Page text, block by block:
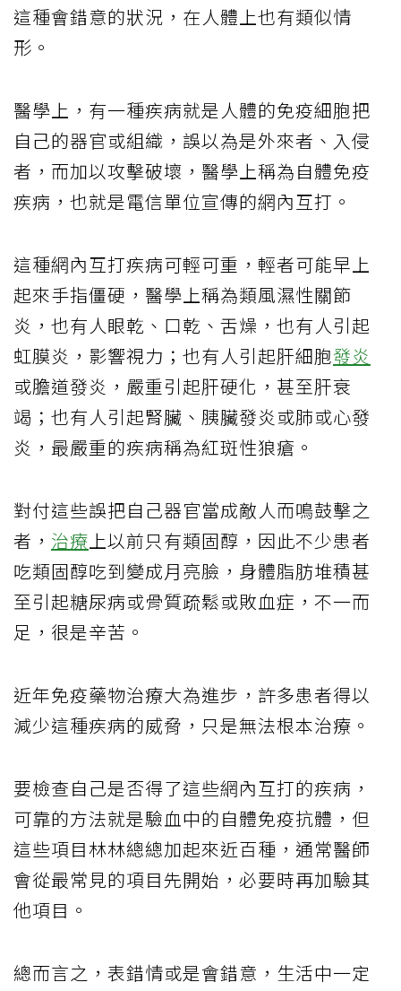
這種會錯意的狀況，在人體上也有類似情
形。
醫學上，有一種疾病就是人體的免疫細胞把
自己的器官或組織，誤以為是外來者、入侵
者，而加以攻擊破壞，醫學上稱為自體免疫
疾病，也就是電信單位宣傳的網內互打。
這種網內互打疾病可輕可重，輕者可能早上
起來手指僵硬，醫學上稱為類風濕性關節
炎，也有人眼乾、口乾、舌燥，也有人引起
虹膜炎，影響視力；也有人引起肝細胞發炎
或膽道發炎，嚴重引起肝硬化，甚至肝衰
竭；也有人引起腎臟、胰臟發炎或肺或心發
炎，最嚴重的疾病稱為紅斑性狼瘡。
對付這些誤把自己器官當成敵人而鳴鼓擊之
者， 治療上以前只有類固醇，因此不少患者
吃類固醇吃到變成月亮臉，身體脂肪堆積甚
至引起糖尿病或骨質疏鬆或敗血症，不一而
足，很是辛苦。
近年免疫藥物治療大為進步，許多患者得以
減少這種疾病的威脅，只是無法根本治療。
要檢查自己是否得了這些網內互打的疾病，
可靠的方法就是驗血中的自體免疫抗體，但
這些項目林林總總加起來近百種，通常醫師
會從最常見的項目先開始，必要時再加驗其
他項目。
總而言之，表錯情或是會錯意，生活中一定